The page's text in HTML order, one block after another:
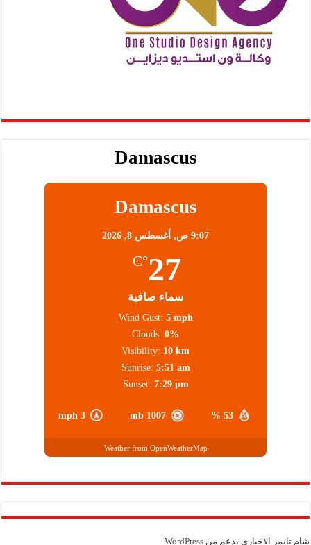
Damascus
Damascus
9:07 ص, أغسطس 8, 2026
27
°C
سماء صافية
53 %
1007 mb
3 mph
Wind Gust: 5 mph
Clouds: 0%
Visibility: 10 km
Sunrise: 5:51 am
Sunset: 7:29 pm
Weather from OpenWeatherMap
شام تايمز الإخباري بدعم منWordPress